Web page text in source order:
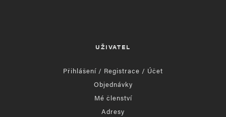
UŽIVATEL
Přihlášení / Registrace / Účet
Objednávky
Mé členství
Adresy